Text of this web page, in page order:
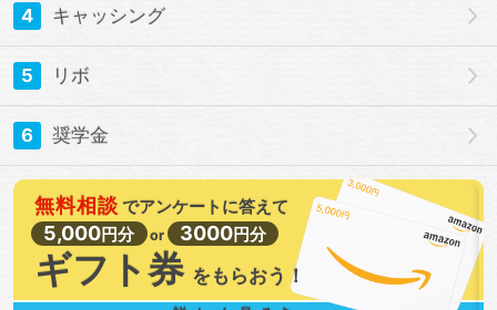
4 キャッシング
5 リボ
6 奨学金
無料相談 でアンケートに答えて
5,000円分 or 3000円分
ギフト券 を もらおう！